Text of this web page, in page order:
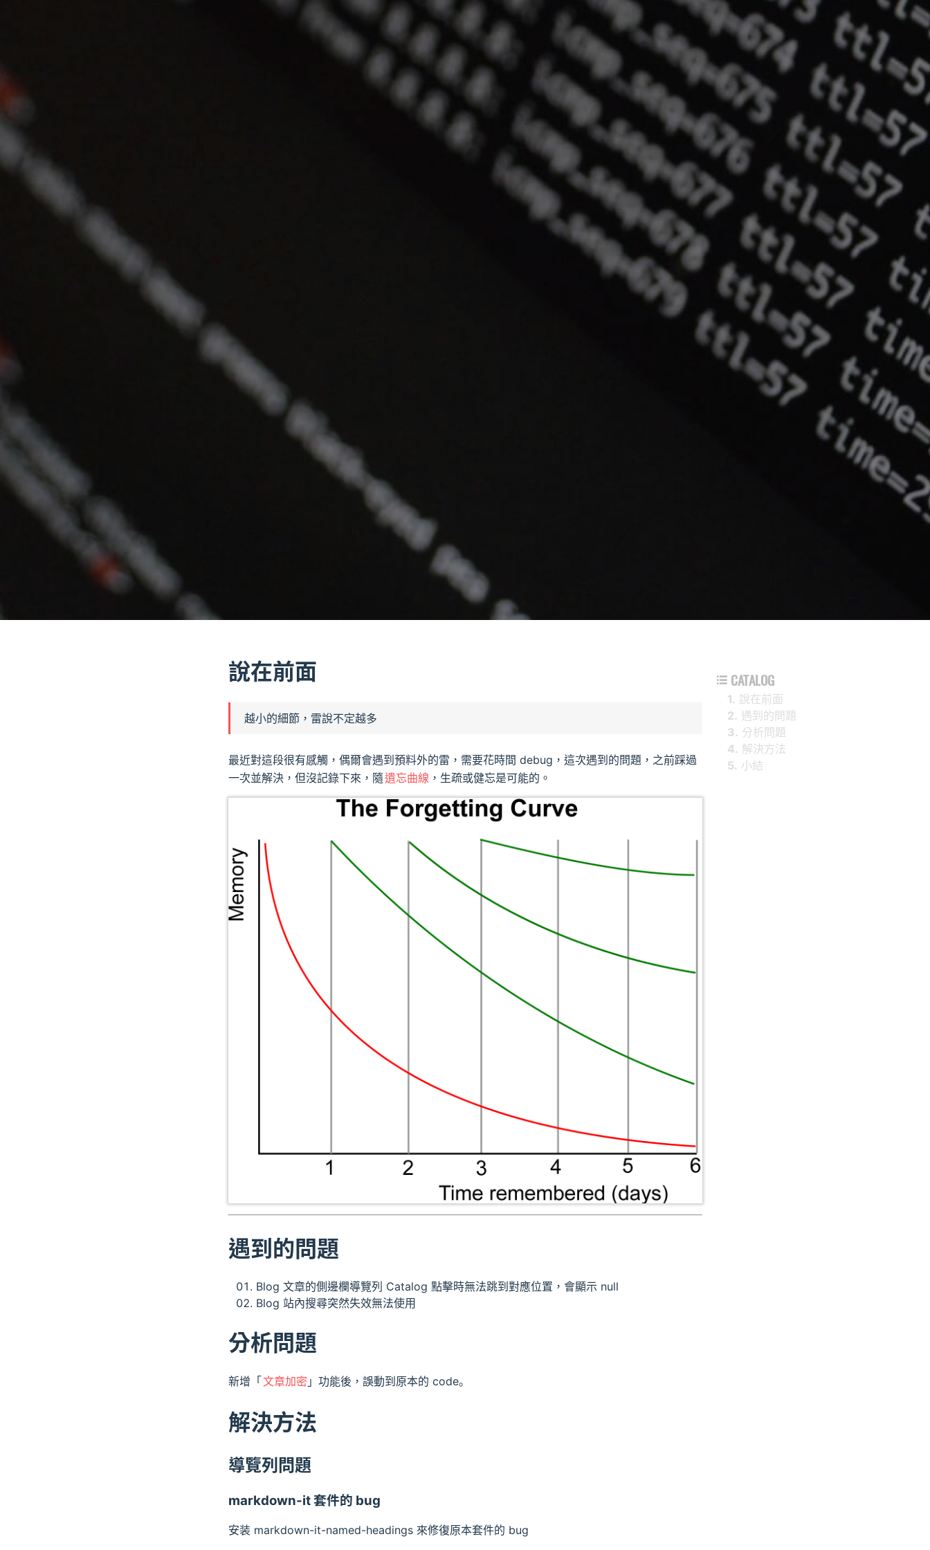
說在前面
越小的細節，雷說不定越多
最近對這段很有感觸，偶爾會遇到預料外的雷，需要花時間 debug，這次遇到的問題，之前踩過
一次並解決，但沒記錄下來，隨遺忘曲線 ，生疏或健忘是可能的。
遇到的問題
Blog 文章的側邊欄導覽列 Catalog 點擊時無法跳到對應位置，會顯示 null
Blog 站內搜尋突然失效無法使用
分析問題
新增「文章加密 」功能後，誤動到原本的 code。
解決方法
導覽列問題
markdown-it 套件的 bug
安装 markdown-it-named-headings 來修復原本套件的 bug
 CATALOG
1. 說在前面
2. 遇到的問題
3. 分析問題
4. 解決方法
5. 小結